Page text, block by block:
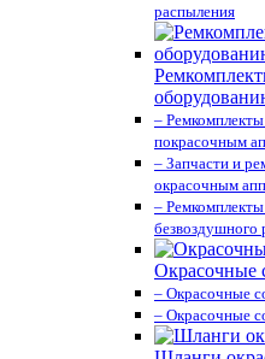
распыления
– Ремкомплекты
покрасочным
– Запчасти и
окрасочным
–
безвоздушного
Окрасочные
– Окрасочные
– Окрасочные